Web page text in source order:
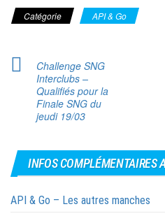
Catégorie API & Go
Challenge SNG
Interclubs –
Qualifiés pour la
Finale SNG du
jeudi 19/03
INFOS COMPLÉMENTAIRES
API & Go – Les autres manches